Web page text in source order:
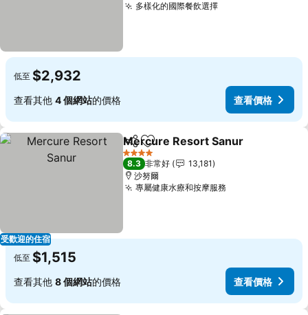
多樣化的國際餐飲選擇查看價格
低至 $2,932
查看其他 4 個網站的價格 查看價格
受歡迎的住宿
分享 加入我的最愛
Mercure Resort Sanur
4 星級
8.3 非常好
13,181
沙努爾
專屬健康水療和按摩服務
低至 $1,515
查看其他 8 個網站的價格 查看價格